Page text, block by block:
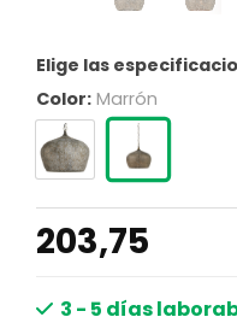
Elige las
Color: Marrón
203,75
3 - 5 días